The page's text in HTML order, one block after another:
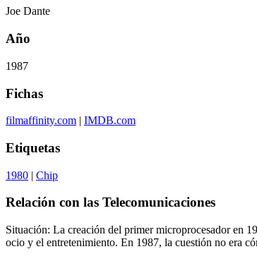
Joe Dante
Año
1987
Fichas
filmaffinity.com | IMDB.com
Etiquetas
1980 | Chip
Relación con las Telecomunicaciones
Situación: La creación del primer microprocesador en
ocio y el entretenimiento. En 1987, la cuestión no era